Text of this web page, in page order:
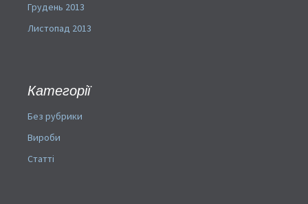
Грудень 2013
Листопад 2013
Категорії
Без рубрики
Вироби
Статті